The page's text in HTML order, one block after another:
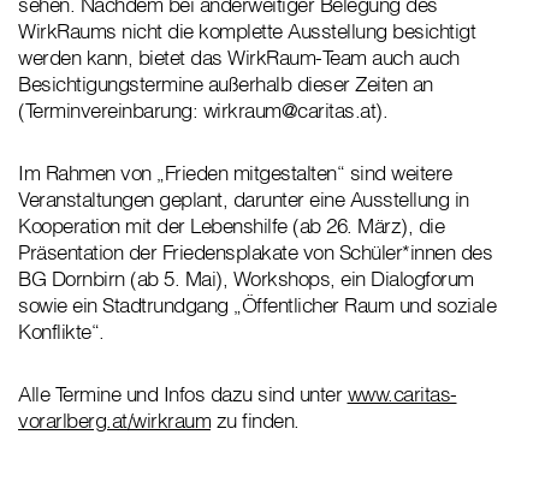
WirkRaums nicht die komplette Ausstellung besichtigt
werden kann, bietet das WirkRaum-Team auch auch
Besichtigungstermine außerhalb dieser Zeiten an
(Terminvereinbarung: wirkraum@caritas.at).
Im Rahmen von „Frieden mitgestalten“ sind weitere
Veranstaltungen geplant, darunter eine Ausstellung in
Kooperation mit der Lebenshilfe (ab 26. März), die
Präsentation der Friedensplakate von Schüler*innen des
BG Dornbirn (ab 5. Mai), Workshops, ein Dialogforum
sowie ein Stadtrundgang „Öffentlicher Raum und soziale
Konflikte“.
Alle Termine und Infos dazu sind unterwww.caritas-
vorarlberg.at/wirkraum zu finden.